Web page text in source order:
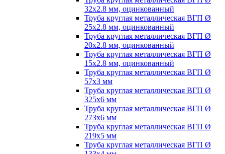
32х2.8 мм, оцинкованный
Труба круглая металлическая ВГП Ø
25х2.8 мм, оцинкованный
Труба круглая металлическая ВГП Ø
20х2.8 мм, оцинкованный
Труба круглая металлическая ВГП Ø
15х2.8 мм, оцинкованный
Труба круглая металлическая ВГП Ø
57х3 мм
Труба круглая металлическая ВГП Ø
325х6 мм
Труба круглая металлическая ВГП Ø
273х6 мм
Труба круглая металлическая ВГП Ø
219х5 мм
Труба круглая металлическая ВГП Ø